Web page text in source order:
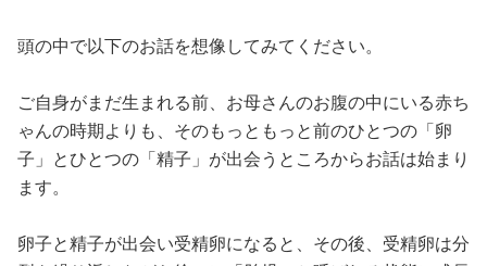
頭の中で以下のお話を想像してみてください。
ご自身がまだ生まれる前、お母さんのお腹の中にいる赤ち
ゃんの時期よりも、そのもっともっと前のひとつの「卵
子」とひとつの「精子」が出会うところからお話は始まり
ます。
卵子と精子が出会い受精卵になると、その後、受精卵は分